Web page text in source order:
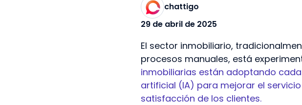
chattigo
29 de abril de 2025
El sector inmobiliario,
procesos manuales, está
inmobiliarias están adoptando
artificial (IA) para mejorar el
satisfacción de los clientes.